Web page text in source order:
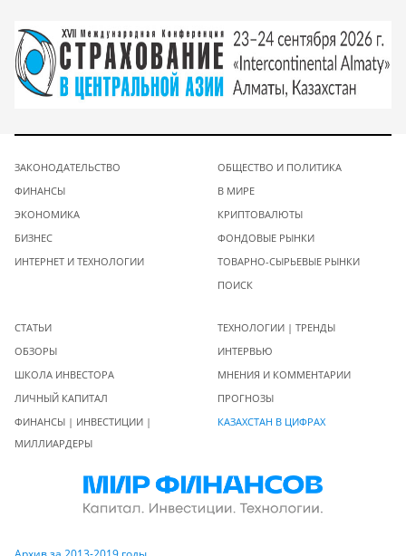
ЗАКОНОДАТЕЛЬСТВО
ФИНАНСЫ
ЭКОНОМИКА
БИЗНЕС
ИНТЕРНЕТ И ТЕХНОЛОГИИ
ОБЩЕСТВО И ПОЛИТИКА
В МИРЕ
КРИПТОВАЛЮТЫ
ФОНДОВЫЕ РЫНКИ
ТОВАРНО-СЫРЬЕВЫЕ РЫНКИ
ПОИСК
СТАТЬИ
ОБЗОРЫ
ШКОЛА ИНВЕСТОРА
ЛИЧНЫЙ КАПИТАЛ
ФИНАНСЫ | ИНВЕСТИЦИИ |
МИЛЛИАРДЕРЫ
ТЕХНОЛОГИИ | ТРЕНДЫ
ИНТЕРВЬЮ
МНЕНИЯ И КОММЕНТАРИИ
ПРОГНОЗЫ
КАЗАХСТАН В ЦИФРАХ